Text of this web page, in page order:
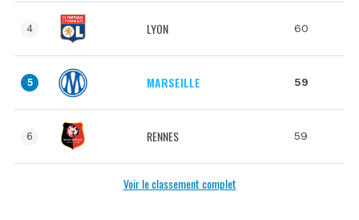
4 LYON 60
5 MARSEILLE 59
6 RENNES 59
Voir le classement complet